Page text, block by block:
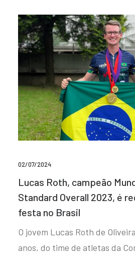
02/07/2024
Lucas Roth, campeão
Standard Overall 2023, é
festa no Brasil
O jovem Lucas Roth de
anos, do time de atletas da